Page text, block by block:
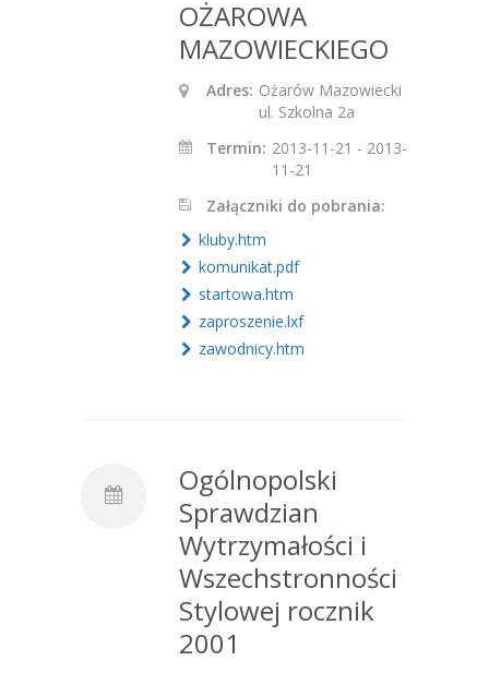
OŻAROWA
MAZOWIECKIEGO
Adres: Ożarów Mazowiecki
ul. Szkolna 2a
Termin: 2013-11-21 - 2013-
11-21
Załączniki do pobrania:
kluby.htm
komunikat.pdf
startowa.htm
zaproszenie.lxf
zawodnicy.htm
Ogólnopolski
Sprawdzian
Wytrzymałości i
Wszechstronności
Stylowej rocznik
2001